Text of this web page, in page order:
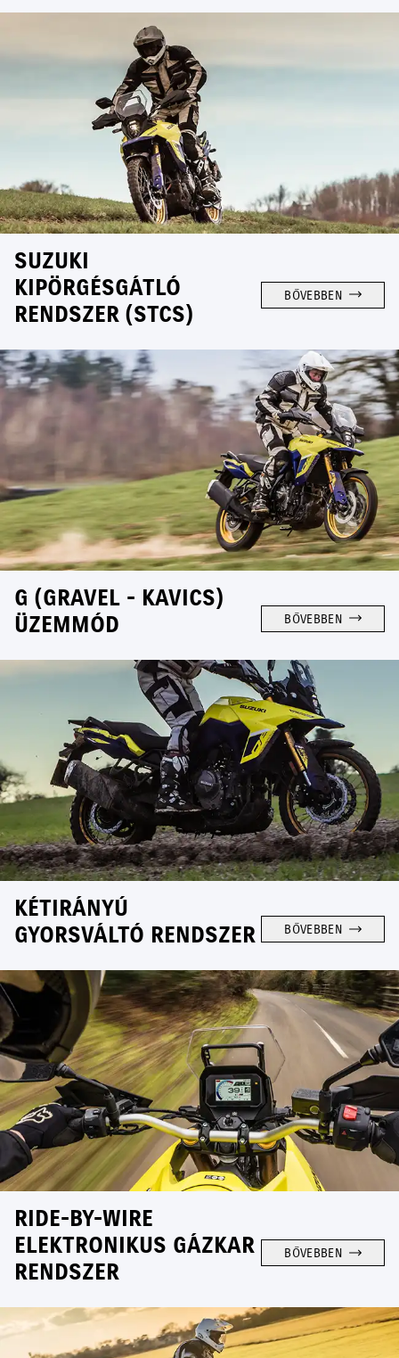
SUZUKI
KIPÖRGÉSGÁTLÓ
RENDSZER (STCS)
BŐVEBBEN
G (GRAVEL - KAVICS)
ÜZEMMÓD
BŐVEBBEN
KÉTIRÁNYÚ
GYORSVÁLTÓ RENDSZER
BŐVEBBEN
RIDE-BY-WIRE
ELEKTRONIKUS GÁZKAR
RENDSZER
BŐVEBBEN